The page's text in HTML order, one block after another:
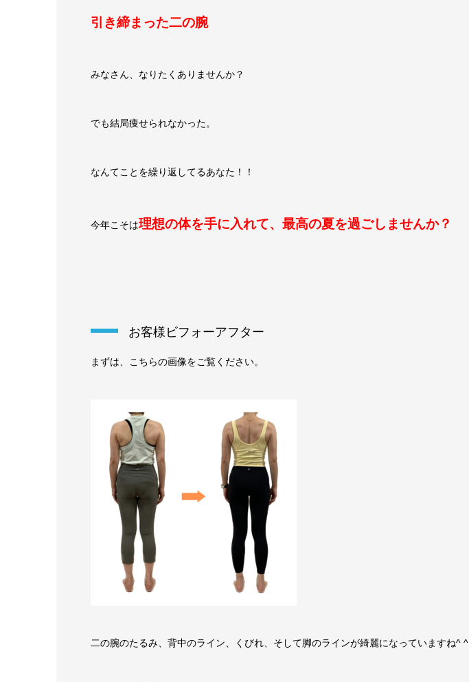
引き締まった二の腕
みなさん、なりたくありませんか？
でも結局痩せられなかった。
なんてことを繰り返してるあなた！！
今年こそは理想の体を手に入れて、最高の夏を過ごしませんか？
お客様ビフォーアフター
まずは、こちらの画像をご覧ください。
二の腕のたるみ、背中のライン、くびれ、そして脚のラインが綺麗になっていますね^ ^